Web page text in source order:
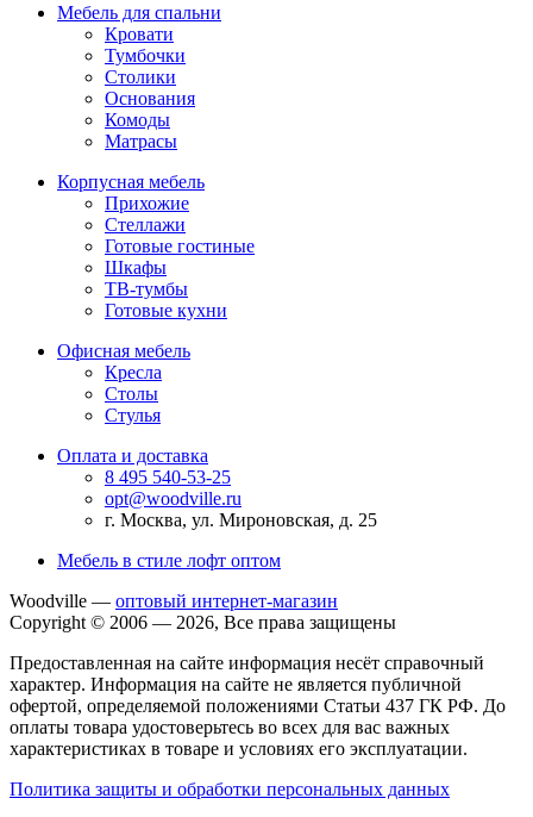
Мебель для спальни
Кровати
Тумбочки
Столики
Основания
Комоды
Матрасы
Корпусная мебель
Прихожие
Стеллажи
Готовые гостиные
Шкафы
ТВ-тумбы
Готовые кухни
Офисная мебель
Кресла
Столы
Стулья
Оплата и доставка
8 495 540-53-25
opt@woodville.ru
г. Москва, ул. Мироновская, д. 25
Мебель в стиле лофт оптом
Woodville — оптовый интернет-магазин
Copyright © 2006 — 2026, Все права защищены
Предоставленная на сайте информация несёт справочный
характер. Информация на сайте не является публичной
офертой, определяемой положениями Статьи 437 ГК РФ. До
оплаты товара удостоверьтесь во всех для вас важных
характеристиках в товаре и условиях его эксплуатации.
Политика защиты и обработки персональных данных